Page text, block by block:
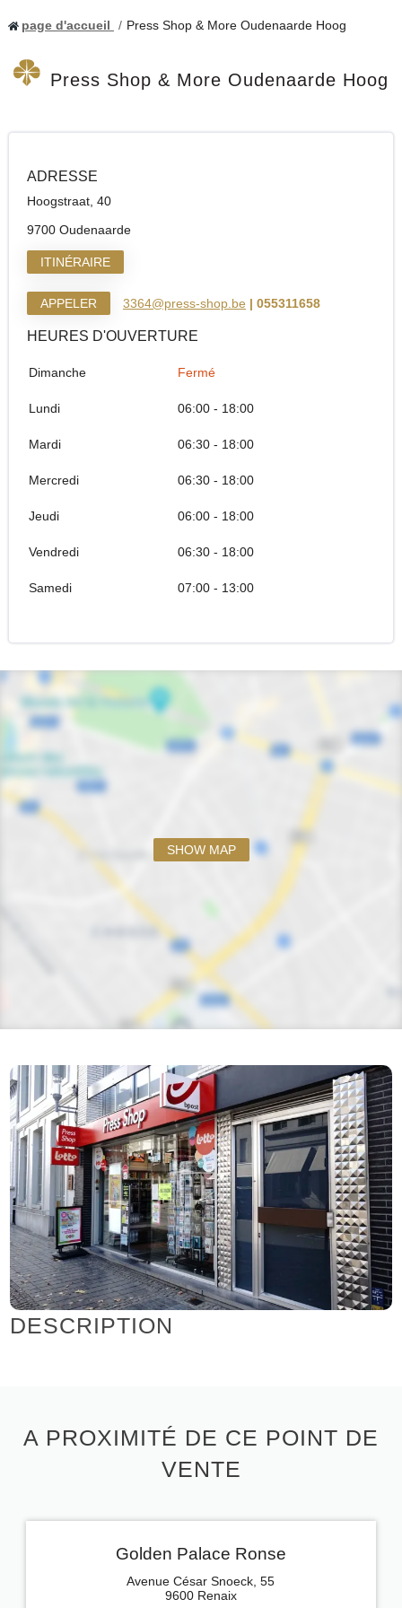
page d'accueil Press Shop & More Oudenaarde Hoog
Press Shop & More Oudenaarde Hoog
ADRESSE
Hoogstraat, 40
9700 Oudenaarde
ITINÉRAIRE
APPELER 3364@press-shop.be | 055311658
HEURES D'OUVERTURE
Dimanche Fermé
Lundi 06:00 - 18:00
Mardi 06:30 - 18:00
Mercredi 06:30 - 18:00
Jeudi 06:00 - 18:00
Vendredi 06:30 - 18:00
Samedi 07:00 - 13:00
SHOW MAP
DESCRIPTION
A PROXIMITÉ DE CE POINT DE
VENTE
Golden Palace Ronse
Avenue César Snoeck, 55
9600 Renaix